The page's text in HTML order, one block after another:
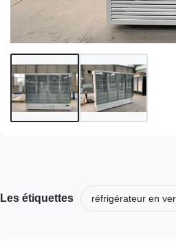
Les étiquettes réfrigérateur en